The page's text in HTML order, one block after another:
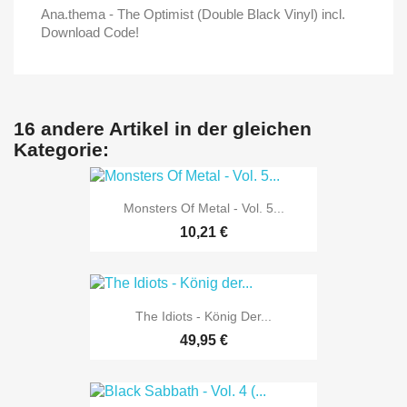
Ana.thema - The Optimist (Double Black Vinyl) incl.
Download Code!
16 andere Artikel in der gleichen
Kategorie:
Monsters Of Metal - Vol. 5...
10,21 €
The Idiots - König Der...
49,95 €